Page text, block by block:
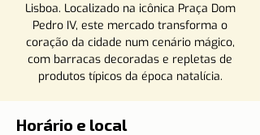
Lisboa. Localizado na icônica Praça Dom
Pedro IV, este mercado transforma o
coração da cidade num cenário mágico,
com barracas decoradas e repletas de
produtos típicos da época natalícia.
Horário e local